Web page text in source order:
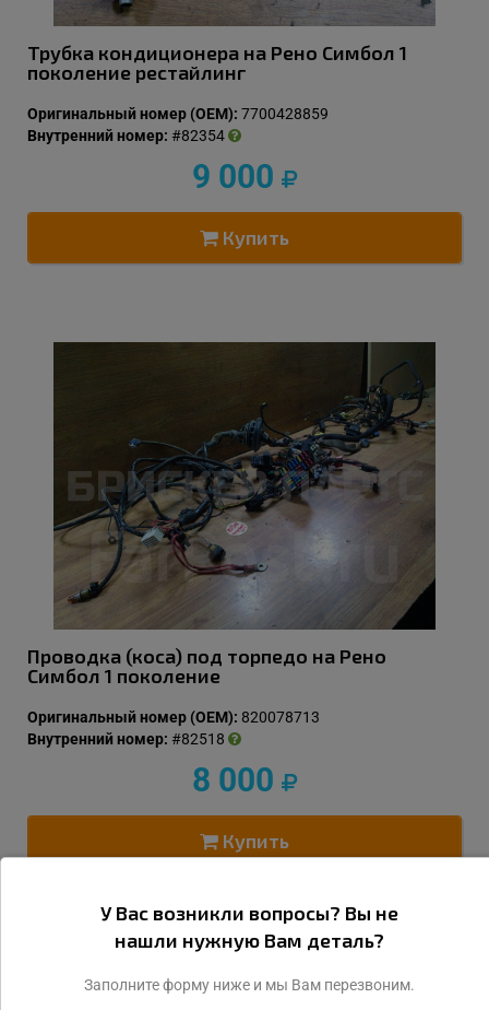
Трубка кондиционера на Рено Симбол 1
поколение рестайлинг
Оригинальный номер (OEM): 7700428859
Внутренний номер: #82354
9 000
Купить
Проводка (коса) под торпедо на Рено
Симбол 1 поколение
Оригинальный номер (OEM): 820078713
Внутренний номер: #82518
8 000
Купить
У Вас возникли вопросы? Вы не
нашли нужную Вам деталь?
Заполните форму ниже и мы Вам перезвоним.